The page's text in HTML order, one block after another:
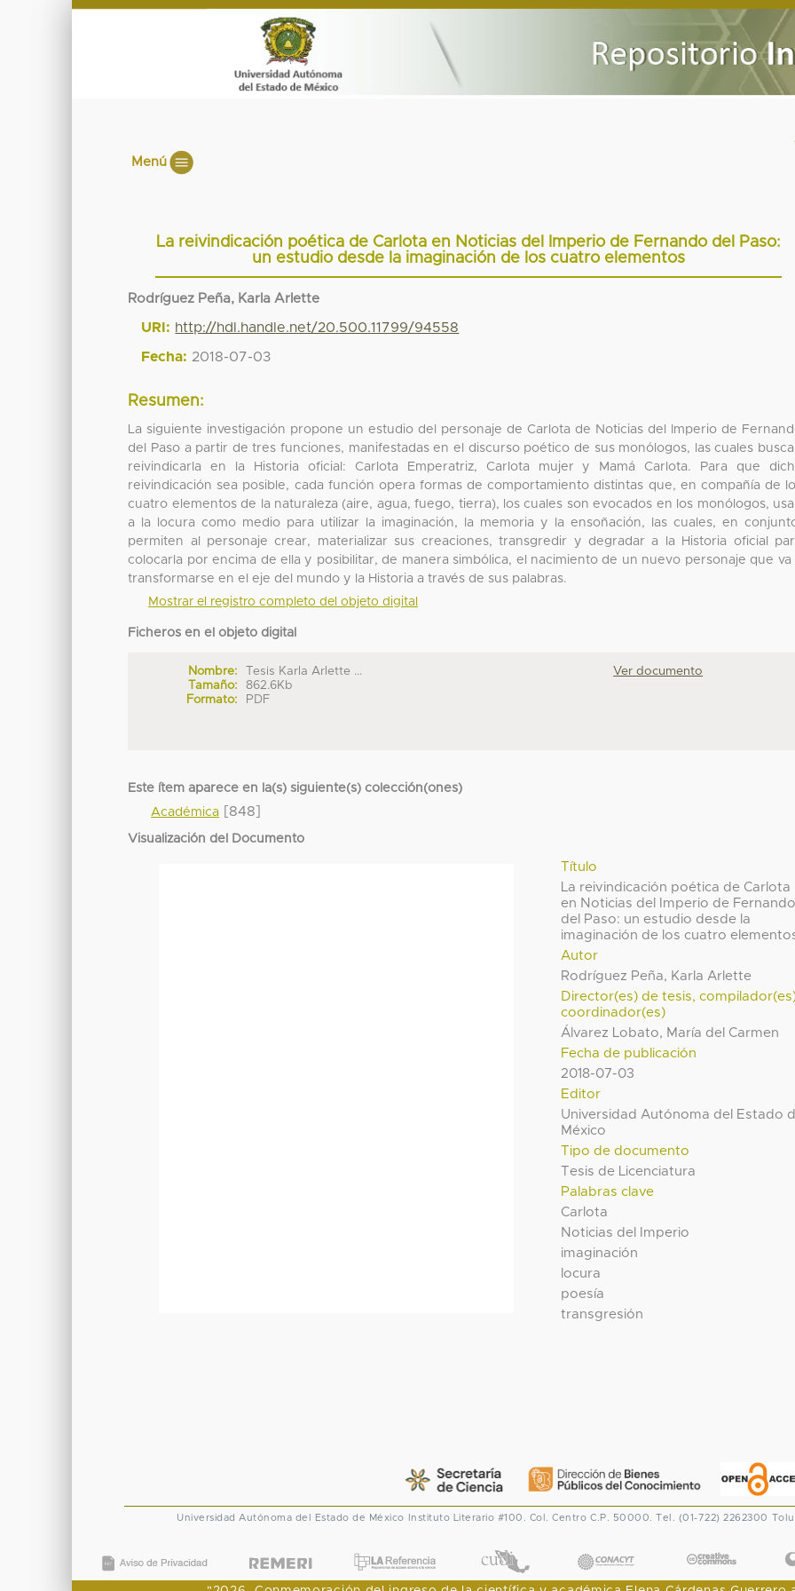
Menú
La reivindicación poética de Carlota en Noticias del Imperio de Fernando del Paso:
un estudio desde la imaginación de los cuatro elementos
Rodríguez Peña, Karla Arlette
URI: http://hdl.handle.net/20.500.11799/94558
Fecha: 2018-07-03
Resumen:
La siguiente investigación propone un estudio del personaje de Carlota de Noticias del Imperio de
del Paso a partir de tres funciones, manifestadas en el discurso poético de sus monólogos, las cuales
reivindicarla en la Historia oficial: Carlota Emperatriz, Carlota mujer y Mamá Carlota. Para que
reivindicación sea posible, cada función opera formas de comportamiento distintas que, en compañía de
cuatro elementos de la naturaleza (aire, agua, fuego, tierra), los cuales son evocados en los monólogos,
a la locura como medio para utilizar la imaginación, la memoria y la ensoñación, las cuales, en
permiten al personaje crear, materializar sus creaciones, transgredir y degradar a la Historia oficial
colocarla por encima de ella y posibilitar, de manera simbólica, el nacimiento de un nuevo personaje que va
transformarse en el eje del mundo y la Historia a través de sus palabras.
Mostrar el registro completo del objeto digital
Ficheros en el objeto digital
Nombre:
Tesis Karla Arlette ...
Tamaño:
862.6Kb
Formato:
PDF
Ver documento
Este ítem aparece en la(s) siguiente(s) colección(ones)
Académica [848]
Visualización del Documento
Título
La reivindicación poética de Carlota
en Noticias del Imperio de Fernando
del Paso: un estudio desde la
imaginación de los cuatro
Autor
Rodríguez Peña, Karla Arlette
Director(es) de tesis,
coordinador(es)
Álvarez Lobato, María del Carmen
Fecha de publicación
2018-07-03
Editor
Universidad Autónoma del Estado
México
Tipo de documento
Tesis de Licenciatura
Palabras clave
Carlota
Noticias del Imperio
imaginación
locura
poesía
transgresión
Universidad Autónoma del Estado de México Instituto Literario #100. Col. Centro C.P. 50000. Tel. (01-722) 2262300